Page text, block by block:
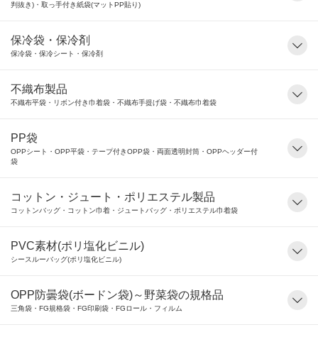
判抜き)・取っ手付き紙袋(マットPP貼り)
保冷袋・保冷剤
保冷袋・保冷シート・保冷剤
不織布製品
不織布平袋・リボン付き巾着袋・不織布手提げ袋・不織布巾着袋
PP袋
OPPシート・OPP平袋・テープ付きOPP袋・両面透明封筒・OPPヘッダー付
袋
コットン・ジュート・ポリエステル製品
コットンバッグ・コットン巾着・ジュートバッグ・ポリエステル巾着袋
PVC素材(ポリ塩化ビニル)
シースルーバッグ(ポリ塩化ビニル)
OPP防曇袋(ボードン袋)～野菜袋の規格品
三角袋・FG規格袋・FG印刷袋・FGロール・フィルム